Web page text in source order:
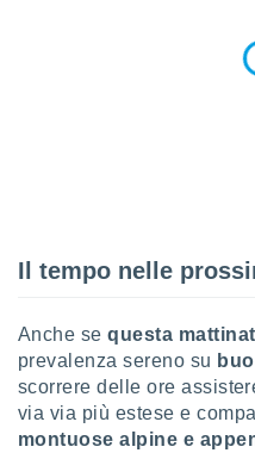
non
Il tempo nelle
Anche sequesta
prevalenza sereno su
scorrere delle ore
via via più estese e
montuose alpine e